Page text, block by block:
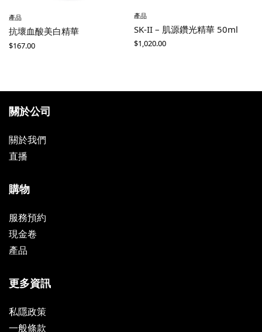
產品
抗壞血酸美白精華
$167.00
產品
SK-II – 肌源鑽光精華 50ml
$1,020.00
關於公司
關於我們
直播
購物
服務預約
現金卷
產品
更多資訊
私隱政策
一般條款